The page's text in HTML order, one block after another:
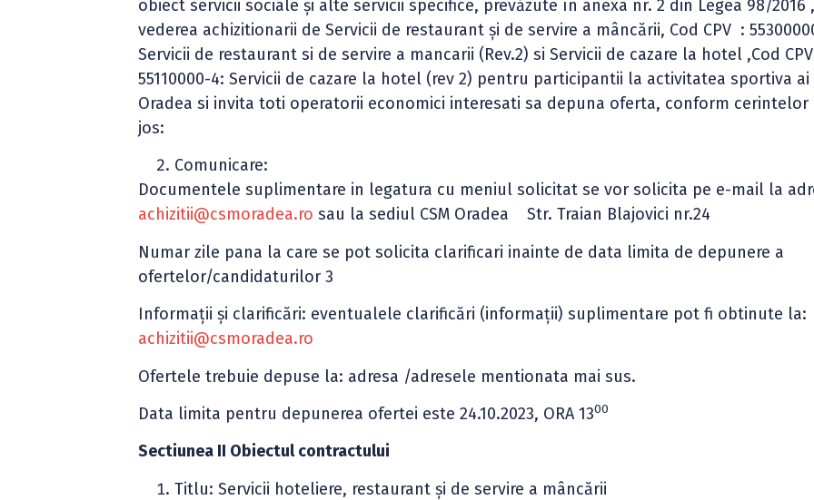
obiect servicii sociale şi alte servicii specifice, prevăzute în anexa nr. 2 din Legea 98/2016
vederea achizitionarii de Servicii de restaurant şi de servire a mâncării, Cod CPV :
Servicii de restaurant si de servire a mancarii (Rev.2) si Servicii de cazare la hotel ,Cod CPV
55110000-4: Servicii de cazare la hotel (rev 2) pentru participantii la activitatea sportiva ai
Oradea si invita toti operatorii economici interesati sa depuna oferta, conform cerintelor
jos:
Comunicare:
Documentele suplimentare in legatura cu meniul solicitat se vor solicita pe e-mail la
achizitii@csmoradea.ro sau la sediul CSM Oradea Str. Traian Blajovici nr.24
Numar zile pana la care se pot solicita clarificari inainte de data limita de depunere a
ofertelor/candidaturilor 3
Informaţii şi clarificări: eventualele clarificări (informaţii) suplimentare pot fi obtinute la:
achizitii@csmoradea.ro
Ofertele trebuie depuse la: adresa /adresele mentionata mai sus.
Data limita pentru depunerea ofertei este 24.10.2023, ORA 1300
Sectiunea II Obiectul contractului
Titlu: Servicii hoteliere, restaurant şi de servire a mâncării